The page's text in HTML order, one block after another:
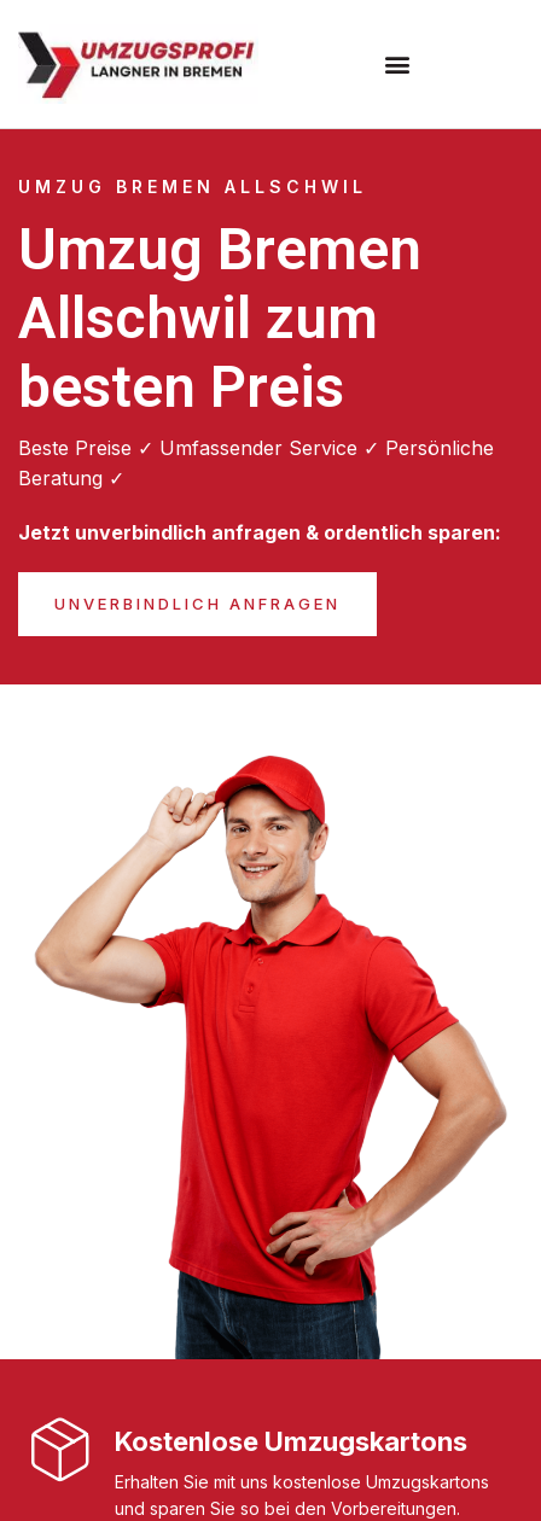
UMZUG BREMEN ALLSCHWIL
Umzug Bremen
Allschwil zum
besten Preis
Beste Preise ✓ Umfassender Service ✓ Persönliche
Beratung ✓
Jetzt unverbindlich anfragen & ordentlich sparen:
UNVERBINDLICH ANFRAGEN
Kostenlose Umzugskartons
Erhalten Sie mit uns kostenlose Umzugskartons
und sparen Sie so bei den Vorbereitungen.